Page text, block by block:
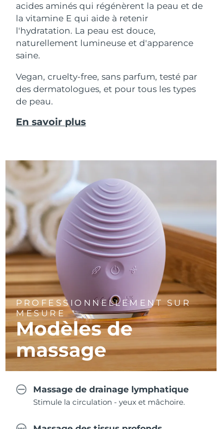
acides aminés qui régénèrent la peau et de
la vitamine E qui aide à retenir
l'hydratation. La peau est douce,
naturellement lumineuse et d'apparence
saine.
Vegan, cruelty-free, sans parfum, testé par
des dermatologues, et pour tous les types
de peau.
En savoir plus
PROFESSIONNELLEMENT SUR
MESURE
Modèles de
massage
Massage de drainage lymphatique
Stimule la circulation - yeux et mâchoire.